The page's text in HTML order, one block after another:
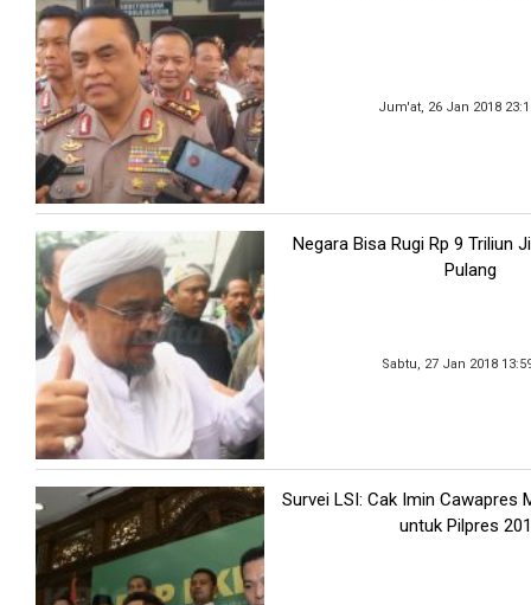
Jum'at, 26 Jan 2018
Negara Bisa Rugi Rp 9 Triliun
Pulang
Sabtu, 27 Jan 2018
Survei LSI: Cak Imin Cawapres
untuk Pilpres